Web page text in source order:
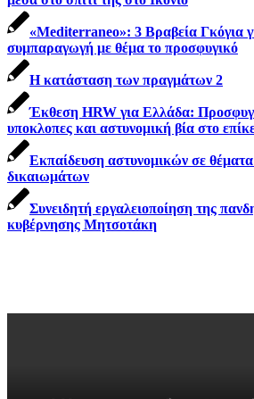
«Mediterraneo»: 3 Βραβεία Γκόγια
συμπαραγωγή με θέμα το προσφυγικό
Η κατάσταση των πραγμάτων 2
Έκθεση HRW για Ελλάδα:
υποκλοπες και αστυνομική βία στο
Εκπαίδευση αστυνομικών σε
δικαιωμάτων
Συνειδητή εργαλειοποίηση της
κυβέρνησης Μητσοτάκη